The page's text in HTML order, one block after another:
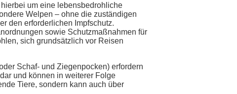
um eine lebensbedrohliche
Welpen – ohne die zuständigen
den erforderlichen Impfschutz.
sowie Schutzmaßnahmen für
sich grundsätzlich vor Reisen
Schaf- und Ziegenpocken) erfordern
und können in weiterer Folge
Tiere, sondern kann auch über